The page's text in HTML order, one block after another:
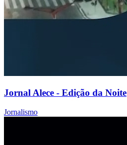
Jornal Alece - Edição da Noite
Jornalismo